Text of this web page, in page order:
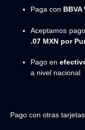
Paga con BBVA
Aceptamos
.07 MXN por
Pago en
a nivel nacional
Pago con otras